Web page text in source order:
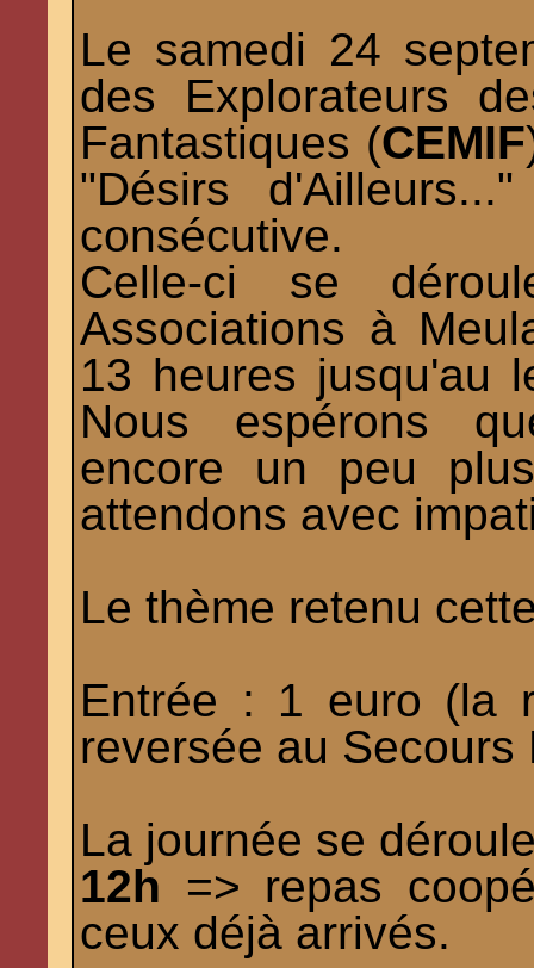
Le samedi 24
des Explorateurs
Fantastiques (CEMIF
"Désirs
consécutive.
Celle-ci se
Associations à
13 heures jusqu'au
Nous espérons
encore un peu
attendons avec
Le thème retenu
Entrée : 1 euro (la
reversée au Secours
La journée se
12h => repas
ceux déjà arrivés.